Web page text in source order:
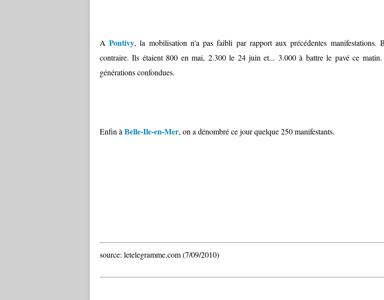
APontivy, la mobilisation n'a pas faibli par rapport aux précédentes manifestations.
contraire. Ils étaient 800 en mai, 2.300 le 24 juin et... 3.000 à battre le pavé ce matin.
générations confondues.
Enfin à Belle-Ile-en-Mer, on a dénombré ce jour quelque 250 manifestants.
source: letelegramme.com (7/09/2010)